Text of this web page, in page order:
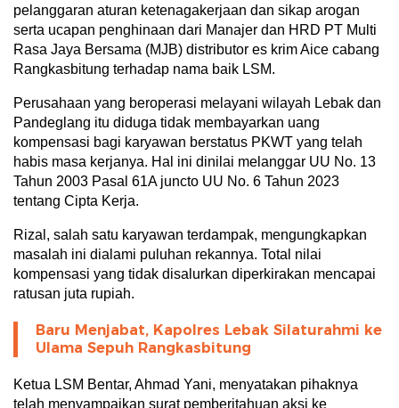
pelanggaran aturan ketenagakerjaan dan sikap arogan
serta ucapan penghinaan dari Manajer dan HRD PT Multi
Rasa Jaya Bersama (MJB) distributor es krim Aice cabang
Rangkasbitung terhadap nama baik LSM.
Perusahaan yang beroperasi melayani wilayah Lebak dan
Pandeglang itu diduga tidak membayarkan uang
kompensasi bagi karyawan berstatus PKWT yang telah
habis masa kerjanya. Hal ini dinilai melanggar UU No. 13
Tahun 2003 Pasal 61A juncto UU No. 6 Tahun 2023
tentang Cipta Kerja.
Rizal, salah satu karyawan terdampak, mengungkapkan
masalah ini dialami puluhan rekannya. Total nilai
kompensasi yang tidak disalurkan diperkirakan mencapai
ratusan juta rupiah.
Baru Menjabat, Kapolres Lebak Silaturahmi ke
Ulama Sepuh Rangkasbitung
Ketua LSM Bentar, Ahmad Yani, menyatakan pihaknya
telah menyampaikan surat pemberitahuan aksi ke